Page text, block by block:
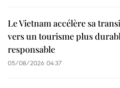
Le Vietnam accélère sa
vers un tourisme plus
responsable
05/08/2026 04:37